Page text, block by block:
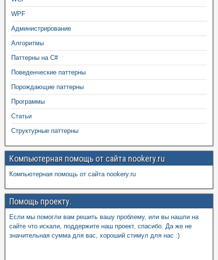
WPF
Администрирование
Алгоритмы
Паттерны на C#
Поведенческие паттерны
Порождающие паттерны
Программы
Статьи
Структурные паттерны
Компьютерная помощь от сайта nookery.ru
Компьютерная помощь от сайта nookery.ru
Помощь проекту.
Если мы помогли вам решить вашу проблему, или вы нашли на
сайте что искали, поддержите наш проект, спасибо. Да же не
значительная сумма для вас, хороший стимул для нас :)